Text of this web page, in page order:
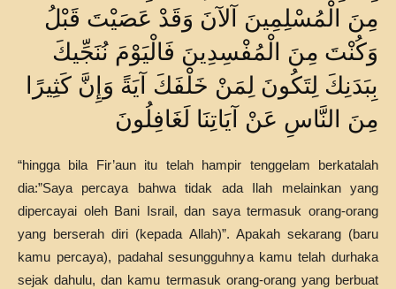
مِنَ الْمُسْلِمِينَ آلآنَ وَقَدْ عَصَيْتَ قَبْلُ
وَكُنْتَ مِنَ الْمُفْسِدِينَ فَالْيَوْمَ نُنَجِّيكَ
بِبَدَنِكَ لِتَكُونَ لِمَنْ خَلْفَكَ آيَةً وَإِنَّ كَثِيرًا
مِنَ النَّاسِ عَنْ آيَاتِنَا لَغَافِلُونَ
“hingga bila Fir’aun itu telah hampir tenggelam berkatalah
dia:”Saya percaya bahwa tidak ada Ilah melainkan yang
dipercayai oleh Bani Israil, dan saya termasuk orang-orang
yang berserah diri (kepada Allah)”. Apakah sekarang (baru
kamu percaya), padahal sesungguhnya kamu telah durhaka
sejak dahulu, dan kamu termasuk orang-orang yang berbuat